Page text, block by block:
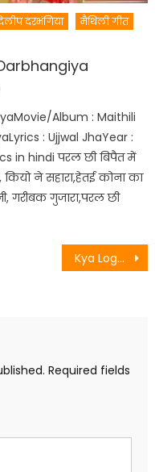
दरभंगिया
मैथिली गीत
Album : Maithili
: Ujjwal JhaYear :
in hindi परल छी बिपैत में
ने सहारा,हेतई कोना का
गरीबक गुजारा,परल छी
Kya Loge Tum Lyrics
Required fields